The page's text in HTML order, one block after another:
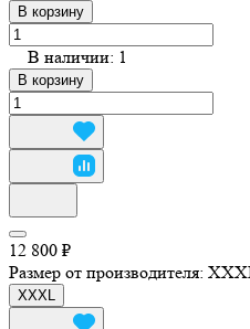
В корзину
В наличии: 1
В корзину
12 800 ₽
Размер от производителя:
XXXL